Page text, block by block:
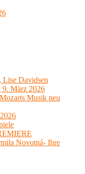
Lise Davidsen
9. März 2026
Musik neu
Novotná- Ihre